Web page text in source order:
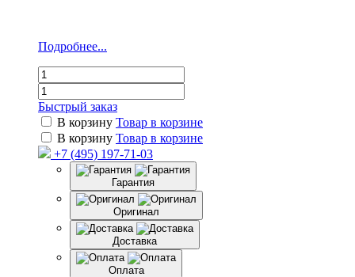
Подробнее...
Быстрый заказ
В корзину Товар в корзине
В корзину Товар в корзине
+7 (495) 197-71-03
Гарантия
Оригинал
Доставка
Оплата